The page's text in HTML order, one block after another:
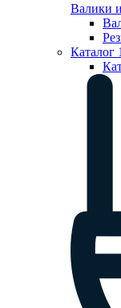
Валики
Каталог 1